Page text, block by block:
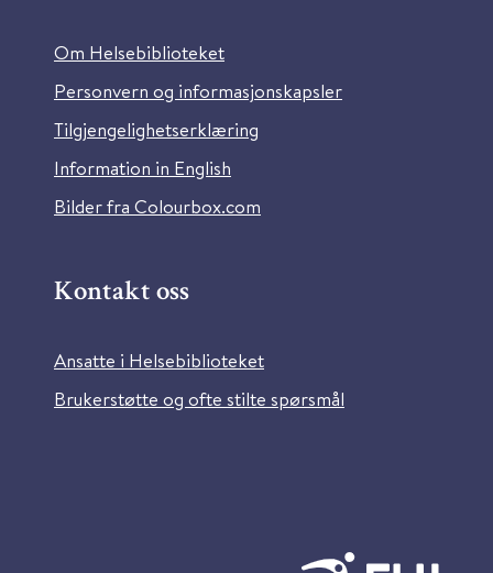
Om Helsebiblioteket
Personvern og informasjonskapsler
Tilgjengelighetserklæring
Information in English
Bilder fra Colourbox.com
Kontakt oss
Ansatte i Helsebiblioteket
Brukerstøtte og ofte stilte spørsmål